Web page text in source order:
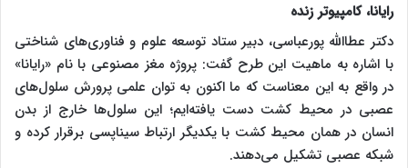
رایانا، کامپیوتر زنده
دکتر عطاالله پورعباسی، دبیر ستاد توسعه علوم و فناوری‌های شناختی
با اشاره به ماهیت این طرح گفت: پروژه مغز مصنوعی با نام «رایانا»
در واقع به این معناست که ما اکنون به توان علمی پرورش سلول‌های
عصبی در محیط کشت دست یافته‌ایم؛ این سلول‌ها خارج از بدن
انسان در همان محیط کشت با یکدیگر ارتباط سیناپسی برقرار کرده و
شبکه عصبی تشکیل می‌دهند.